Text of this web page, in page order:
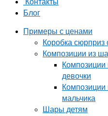
Блог
Примеры с ценами
Коробка
Композиции из
девочки
мальчика
Шары детям